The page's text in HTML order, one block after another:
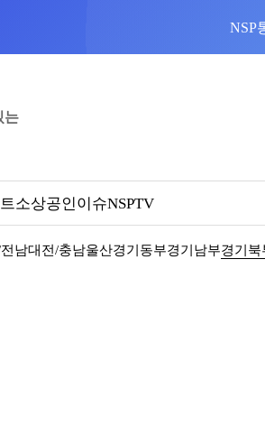
NSP
는
소상공인이슈NSPTV
남대전/충남울산경기동부경기남부경기북